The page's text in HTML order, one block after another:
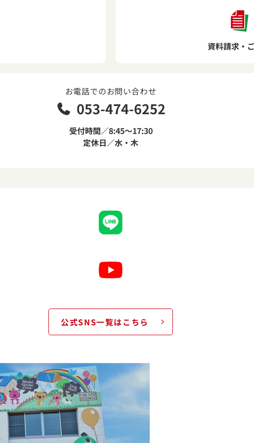
資料請求・
お電話でのお問い合わせ
053-474-6252
受付時間／8:45～17:30
定休日／水・木
公式SNS一覧はこちら